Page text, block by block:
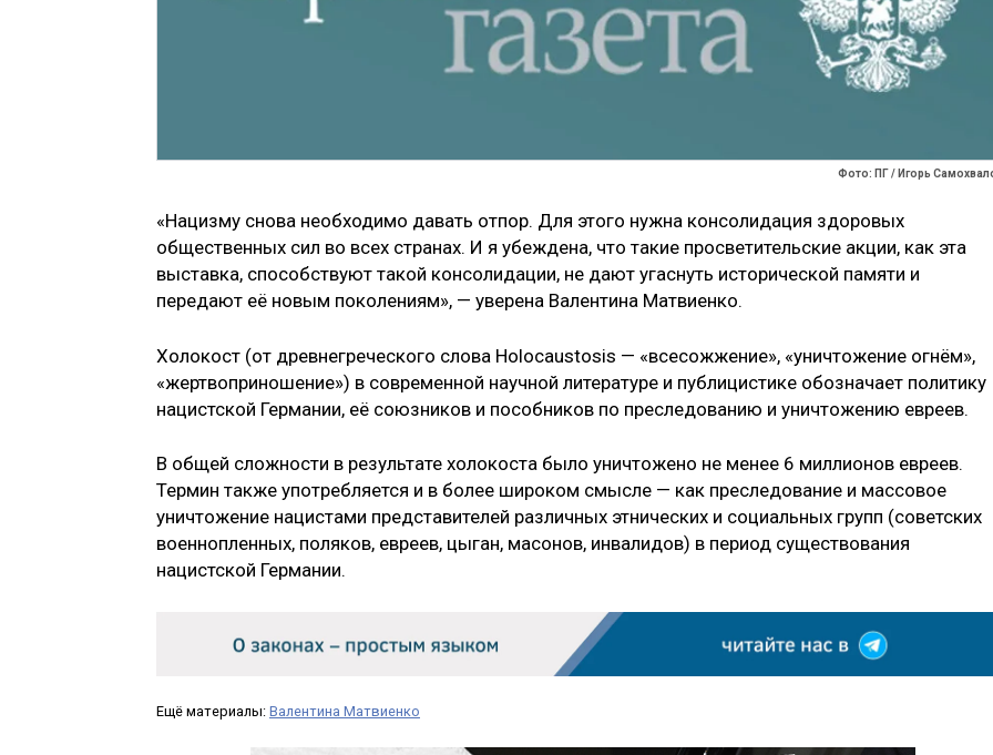
Фото: ПГ / Игорь
«Нацизму снова необходимо давать отпор. Для этого нужна консолидация здоровых
общественных сил во всех странах. И я убеждена, что такие просветительские акции, как эта
выставка, способствуют такой консолидации, не дают угаснуть исторической памяти и
передают её новым поколениям», — уверена Валентина Матвиенко.
Холокост (от древнегреческого слова Holocaustosis — «всесожжение», «уничтожение огнём»,
«жертвоприношение») в современной научной литературе и публицистике обозначает политику
нацистской Германии, её союзников и пособников по преследованию и уничтожению евреев.
В общей сложности в результате холокоста было уничтожено не менее 6 миллионов евреев.
Термин также употребляется и в более широком смысле — как преследование и массовое
уничтожение нацистами представителей различных этнических и социальных групп (советских
военнопленных, поляков, евреев, цыган, масонов, инвалидов) в период существования
нацистской Германии.
Ещё материалы: Валентина Матвиенко